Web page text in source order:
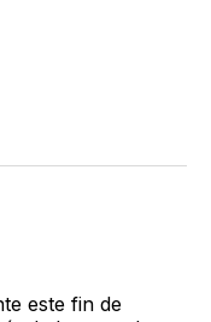
este fin de